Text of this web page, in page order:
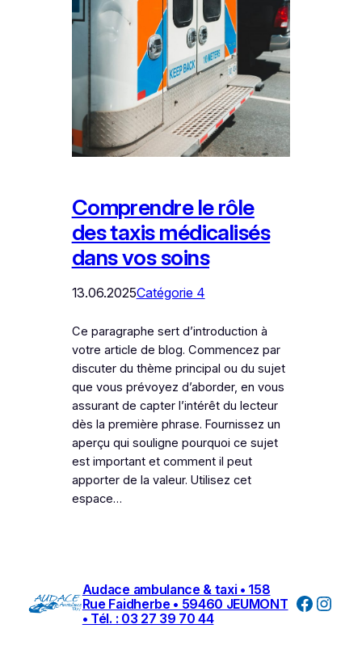
Comprendre le rôle
des taxis médicalisés
dans vos soins
13.06.2025Catégorie 4
Ce paragraphe sert d’introduction à
votre article de blog. Commencez par
discuter du thème principal ou du sujet
que vous prévoyez d’aborder, en vous
assurant de capter l’intérêt du lecteur
dès la première phrase. Fournissez un
aperçu qui souligne pourquoi ce sujet
est important et comment il peut
apporter de la valeur. Utilisez cet
espace…
Audace ambulance & taxi • 158
Rue Faidherbe • 59460 JEUMONT
• Tél. : 03 27 39 70 44